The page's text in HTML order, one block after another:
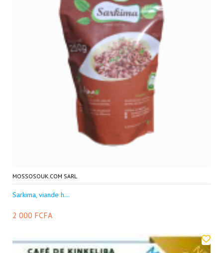
MOSSOSOUK.COM SARL
Sarkima, viande h...
2 000 FCFA